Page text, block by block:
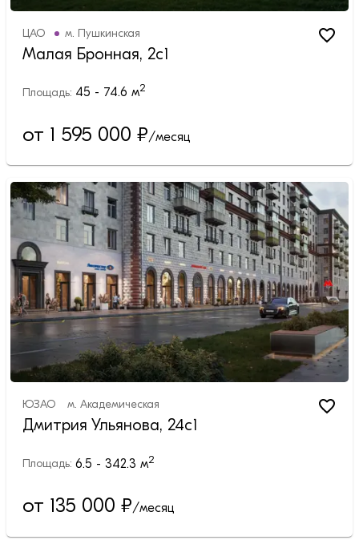
ЦАО м. Пушкинская
Малая Бронная, 2с1
Площадь: 45 - 74.6 м2
от 1 595 000 ₽/месяц
ЮЗАО м. Академическая
Дмитрия Ульянова, 24с1
Площадь: 6.5 - 342.3 м2
от 135 000 ₽/месяц